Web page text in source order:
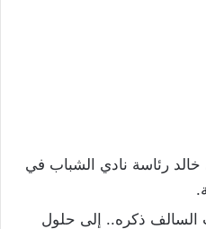
2005.. تولى خالد رئاسة نادي الشباب في
ذكره.. إلى حلول